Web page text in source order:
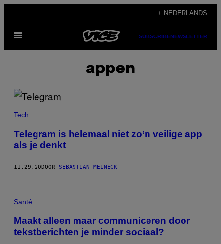
de
+ NEDERLANDS
Open
SUBSCRIBENEWSLETTER
appen
Tech
Telegram is helemaal niet zo’n veilige app
als je denkt
11.29.20 DOOR SEBASTIAN MEINECK
Santé
Maakt alleen maar communiceren door
tekstberichten je minder sociaal?